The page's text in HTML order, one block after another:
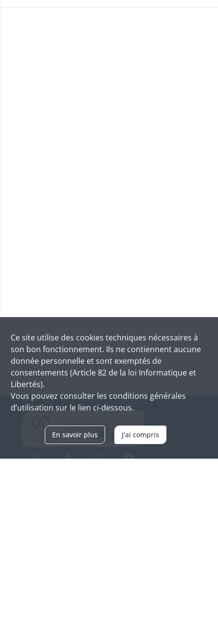
Ce site utilise des cookies techniques nécessaires à
son bon fonctionnement. Ils ne contiennent aucune
donnée personnelle et sont exemptés de
consentements (Article 82 de la loi Informatique et
Libertés).
Vous pouvez consulter les conditions générales
d’utilisation sur le lien ci-dessous.
En savoir plus J'ai compris